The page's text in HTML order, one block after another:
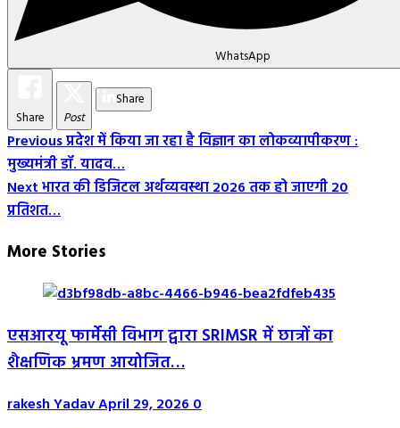
WhatsApp
Share Post
Share
Post
Navigation
Previousप्रदेश में किया जा रहा है विज्ञान का लोकव्यापीकरण :
मुख्यमंत्री डॉ. यादव…
Nextभारत की डिजिटल अर्थव्यवस्था 2026 तक हो जाएगी 20
प्रतिशत…
More Stories
एसआरयू फार्मेसी विभाग द्वारा SRIMSR में छात्रों का
शैक्षणिक भ्रमण आयोजित…
rakesh YadavApril 29, 20260